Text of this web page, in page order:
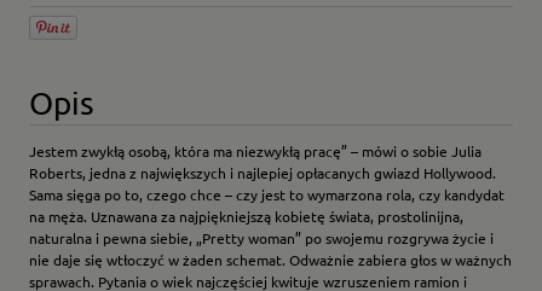
Opis
Jestem zwykłą osobą, która ma niezwykłą pracę” – mówi o sobie Julia
Roberts, jedna z największych i najlepiej opłacanych gwiazd Hollywood.
Sama sięga po to, czego chce – czy jest to wymarzona rola, czy kandydat
na męża. Uznawana za najpiękniejszą kobietę świata, prostolinijna,
naturalna i pewna siebie, „Pretty woman” po swojemu rozgrywa życie i
nie daje się wtłoczyć w żaden schemat. Odważnie zabiera głos w ważnych
sprawach. Pytania o wiek najczęściej kwituje wzruszeniem ramion i